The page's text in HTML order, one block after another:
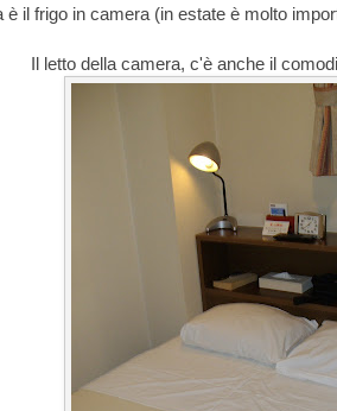
il frigo in camera (in estate è molto
Il letto della camera, c'è anche il